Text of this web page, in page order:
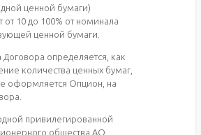
ценной бумаги)
от 10 до 100% от номинала
ценной бумаги.
Договора определяется, как
количества ценных бумаг,
оформляется Опцион, на
привилегированной
общества АО